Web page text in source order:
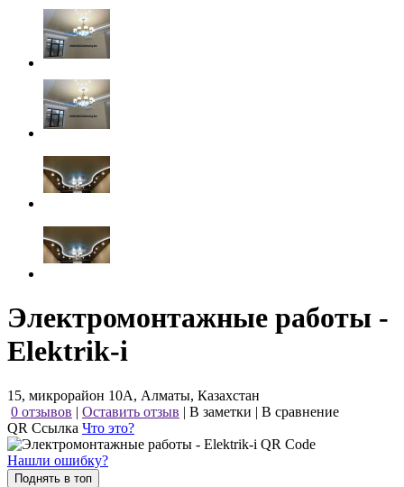
Электромонтажные работы -
Elektrik-i
15, микрорайон 10А, Алматы, Казахстан
0 отзывов | Оставить отзыв | В заметки | В сравнение
QR Ссылка Что это?
Нашли ошибку?
Поднять в топ